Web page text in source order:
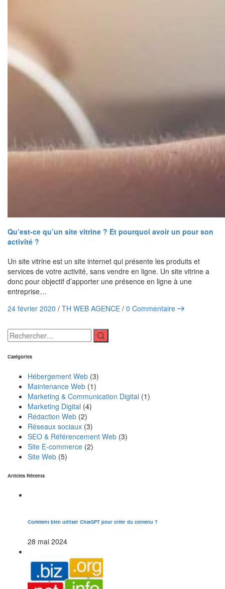
Qu’est-ce qu’un site vitrine ? Et pourquoi avoir un pour son
activité ?
Un site vitrine est un site internet qui présente les produits et
services de votre activité, sans vendre en ligne. Un site vitrine a
donc pour objectif d’apporter une présence en ligne à une
entreprise…
24 février 2020 / TH WEB AGENCE / 0 Commentaire
Catégories
Hébergement Web (3)
Maintenance Web (1)
Marketing & Communication Digital (1)
Marketing Digital (4)
Rédaction Web (2)
Réseaux sociaux (3)
SEO & Référencement Web (3)
Site E-commerce (2)
Site Web (5)
Articles Récents
Comment bien utiliser ChatGPT pour créer du contenu ?
28 mai 2024